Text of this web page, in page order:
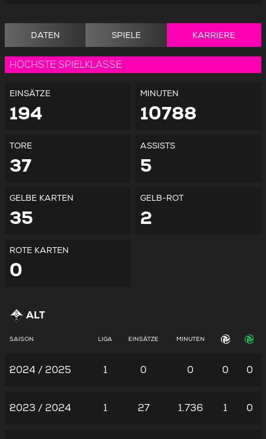
DATEN SPIELE KARRIERE
HÖCHSTE SPIELKLASSE
EINSÄTZE
194
MINUTEN
10788
TORE
37
ASSISTS
5
GELBE KARTEN
35
GELB-ROT
2
ROTE KARTEN
0
ALT
SAISON LIGA EINSÄTZE MINUTEN
2024 / 2025 1 0 0 0 0
2023 / 2024 1 27 1.736 1 0